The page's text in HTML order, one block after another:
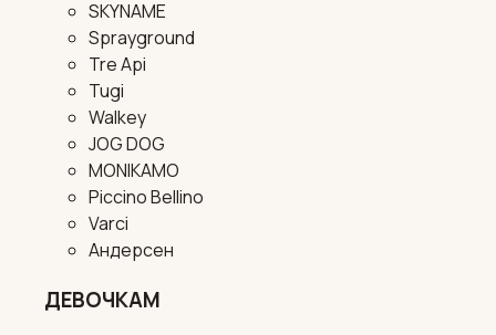
SKYNAME
Sprayground
Tre Api
Tugi
Walkey
JOG DOG
MONIKAMO
Piccino Bellino
Varci
Андерсен
ДЕВОЧКАМ